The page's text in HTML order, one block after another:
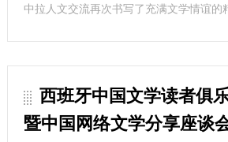
中拉人文交流再次书写了充满文学情谊的
西班牙中国文学读者俱
暨中国网络文学分享座谈